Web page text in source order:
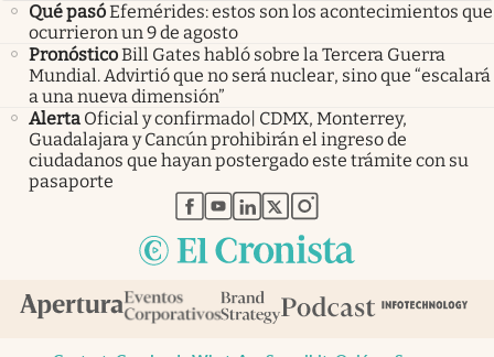
Qué pasóEfemérides: estos son los acontecimientos que
ocurrieron un 9 de agosto
PronósticoBill Gates habló sobre la Tercera Guerra
Mundial. Advirtió que no será nuclear, sino que “escalará
a una nueva dimensión”
Alerta Oficial y confirmado| CDMX, Monterrey,
Guadalajara y Cancún prohibirán el ingreso de
ciudadanos que hayan postergado este trámite con su
pasaporte
abre en nueva pestaña
abre en nueva pestaña
abre en nueva pestaña
abre en nueva pestaña
abre en nueva pestaña